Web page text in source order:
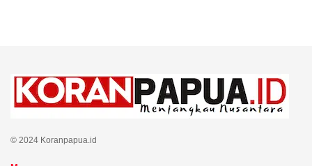
© 2024 Koranpapua.id